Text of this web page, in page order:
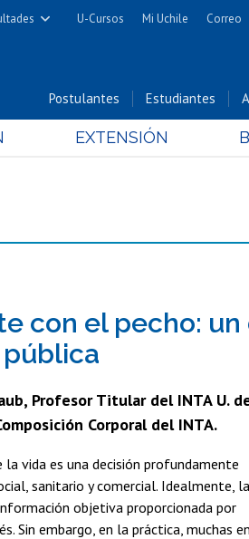
Cs. Físicas y Matemáticas
Cs.
Químicas y Farmacéuticas
Nutrición y Tecnología de
Alimentos
U-Cursos Mi Uchile Correo
Postulantes Estudiantes
EXTENSIÓN
con el pecho: un
Profesor Titular del INTA U.
Corporal del INTA.
vida es una decisión profundamente
sanitario y comercial. Idealmente,
objetiva proporcionada por
Sin embargo, en la práctica, muchas